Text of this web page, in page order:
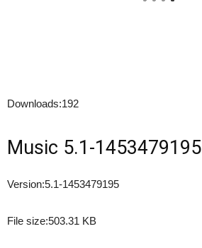
Downloads:192
Music 5.1-1453479195
Version:5.1-1453479195
File size:503.31 KB